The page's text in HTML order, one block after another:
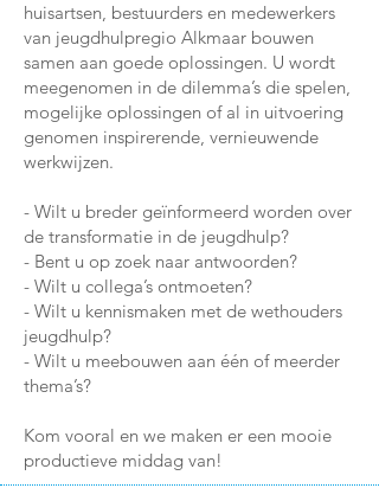
huisartsen, bestuurders en medewerkers
van jeugdhulpregio Alkmaar bouwen
samen aan goede oplossingen. U wordt
meegenomen in de dilemma’s die spelen,
mogelijke oplossingen of al in uitvoering
genomen inspirerende, vernieuwende
werkwijzen.
- Wilt u breder geïnformeerd worden over
de transformatie in de jeugdhulp?
- Bent u op zoek naar antwoorden?
- Wilt u collega’s ontmoeten?
- Wilt u kennismaken met de wethouders
jeugdhulp?
- Wilt u meebouwen aan één of meerder
thema’s?
Kom vooral en we maken er een mooie
productieve middag van!